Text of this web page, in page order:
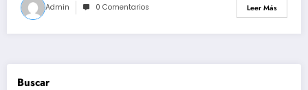
Admin 0 Comentarios Leer Más
Buscar